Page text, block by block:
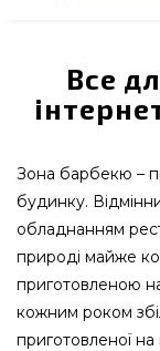
Все
Зона барбекю –
будинку.
обладнанням
природі майже
приготовленою на
кожним роком
приготовленої на